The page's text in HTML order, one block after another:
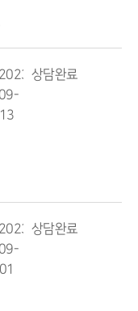
2023-
09-
13
상담완료
2023-
09-
01
상담완료